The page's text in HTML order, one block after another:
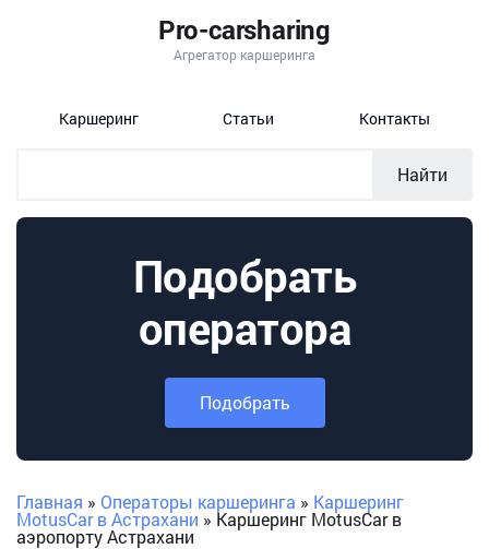
Pro-carsharing
Агрегатор каршеринга
Каршеринг Статьи Контакты
Найти
Подобрать
оператора
Подобрать
Главная » Операторы каршеринга » Каршеринг
MotusCar в Астрахани » Каршеринг MotusCar в
аэропорту Астрахани